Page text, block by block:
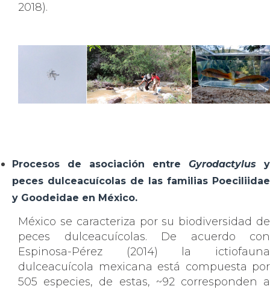
2018).
Procesos de asociación entre Gyrodactylus y
peces dulceacuícolas de las familias Poeciliidae
y Goodeidae en México.
México se caracteriza por su biodiversidad de
peces dulceacuícolas. De acuerdo con
Espinosa-Pérez (2014) la ictiofauna
dulceacuícola mexicana está compuesta por
505 especies, de estas, ~92 corresponden a